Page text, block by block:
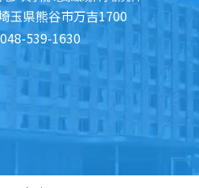
玉県熊谷市万吉1700
539-1630